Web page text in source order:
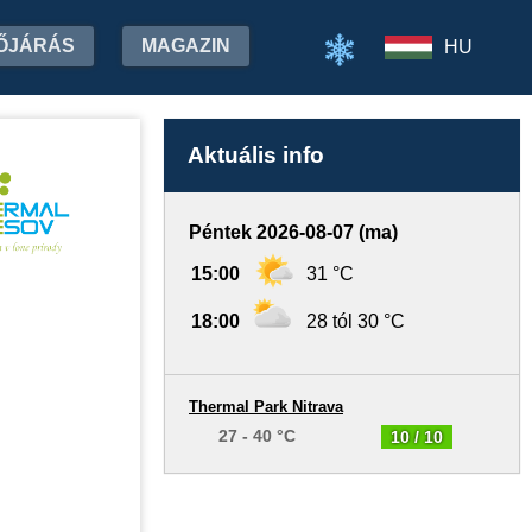
MAGAZIN HU
Aktuális info
Péntek 2026-08-07 (ma)
15:00 31 °C
18:00 28 tól 30 °C
10 / 10
Thermal Park Nitrava
27 - 40 °C